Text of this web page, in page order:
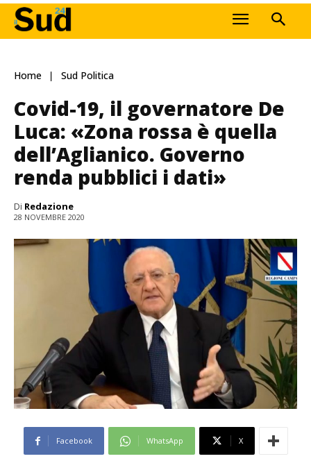
Home Sud Politica
Covid-19, il governatore De
Luca: «Zona rossa è quella
dell’Aglianico. Governo
renda pubblici i dati»
Di Redazione
28 NOVEMBRE 2020
Facebook WhatsApp X